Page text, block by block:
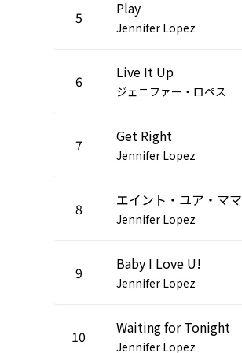
5 Play
Jennifer Lopez
6 Live It Up
ジェニファー・ロペス
7 Get Right
Jennifer Lopez
8 エイント・ユア・ママ
Jennifer Lopez
9 Baby I Love U!
Jennifer Lopez
10 Waiting for Tonight
Jennifer Lopez